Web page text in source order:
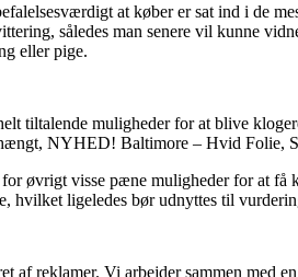
at køber er sat ind i de
således man senere vil kunne
eller pige.
tiltalende muligheder for at blive
NYHED! Baltimore – Hvid Folie,
øvrigt visse pæne muligheder for at få
hvilket ligeledes bør udnyttes til
af reklamer. Vi arbejder sammen med